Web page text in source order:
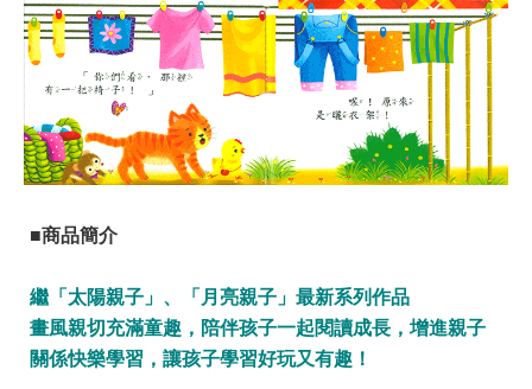
■商品簡介
繼「太陽親子」、「月亮親子」最新系列作品
畫風親切充滿童趣，陪伴孩子一起閱讀成長，增進親子
關係快樂學習，讓孩子學習好玩又有趣！